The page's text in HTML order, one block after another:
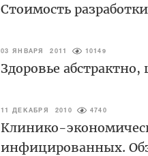
Стоимость
03 ЯНВАРЯ 2011 10149
Здоровье
11 ДЕКАБРЯ 2010 4740
Клинико-
инфицированных.